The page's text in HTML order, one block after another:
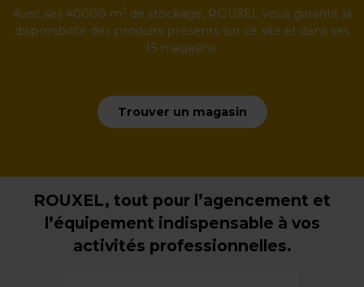
Avec ses 40000 m2 de stockage, ROUXEL vous garantit la
disponibilité des produits présents sur ce site et dans ses
15 magasins.
Trouver un magasin
ROUXEL, tout pour l’agencement et
l’équipement indispensable à vos
activités professionnelles.